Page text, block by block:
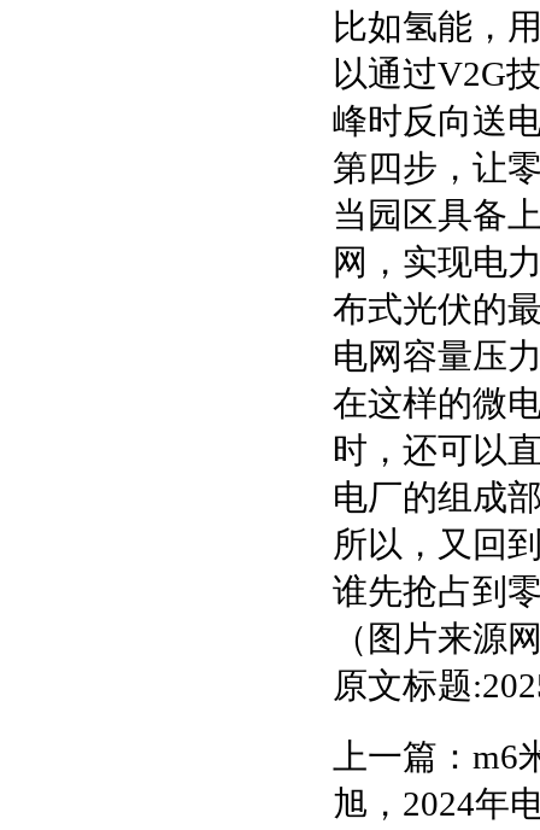
比如氢能，
以通过V2G
峰时反向送
第四步，让
当园区具备
网，实现电
布式光伏的
电网容量压
在这样的微
时，还可以
电厂的组成
所以，又回
谁先抢占到
（图片来源
原文标题
上一篇： m6
旭，2024年